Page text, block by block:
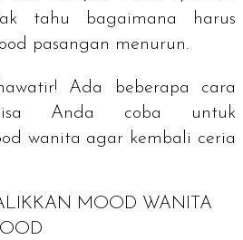
tahu bagaimana harus
pasangan menurun.
Ada beberapa cara
Anda coba untuk
wanita agar kembali ceria
MOOD WANITA